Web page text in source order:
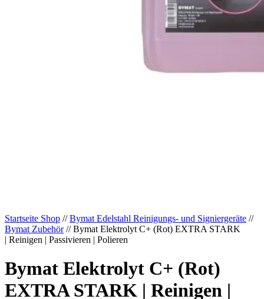
Startseite Shop //Bymat Edelstahl Reinigungs- und Signiergeräte //
Bymat Zubehör// Bymat Elektrolyt C+ (Rot) EXTRA STARK
| Reinigen | Passivieren | Polieren
Bymat Elektrolyt C+ (Rot)
EXTRA STARK | Reinigen |